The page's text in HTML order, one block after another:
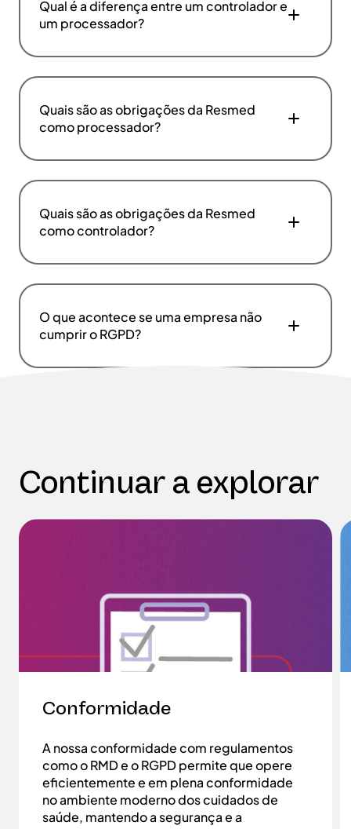
Qual é a diferença entre um controlador e
um processador?
Quais são as obrigações da Resmed
como processador?
Quais são as obrigações da Resmed
como controlador?
O que acontece se uma empresa não
cumprir o RGPD?
Continuar a explorar
Conformidade
A nossa conformidade com regulamentos
como o RMD e o RGPD permite que opere
eficientemente e em plena conformidade
no ambiente moderno dos cuidados de
saúde, mantendo a segurança e a